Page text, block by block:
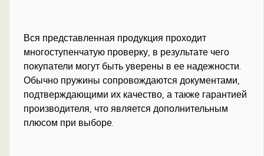
Вся представленная продукция проходит
многоступенчатую проверку, в результате чего
покупатели могут быть уверены в ее надежности.
Обычно пружины сопровождаются документами,
подтверждающими их качество, а также гарантией
производителя, что является дополнительным
плюсом при выборе.